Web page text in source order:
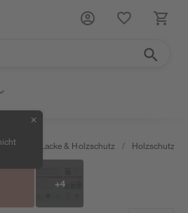
✕
/ Farben, Lacke & Holzschutz / Holzschutz &
+4